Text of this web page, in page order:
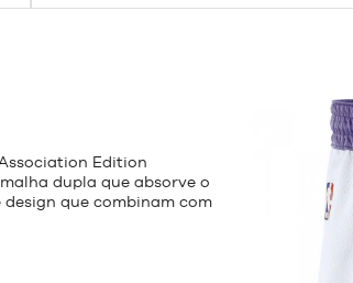
Edition
dupla que absorve o
que combinam com